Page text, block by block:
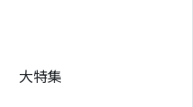
大特集